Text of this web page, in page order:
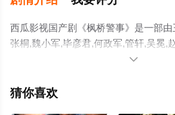
西瓜影视国产剧《枫桥警事》是一部由
张桐,魏小军,毕彦君,何政军,管轩,吴冕,
吕晓萌,王康,王桂峰,邵鑫男,任重,程煜,
陆电视剧，大结局剧情已揭晓（1-30全

猜你喜欢